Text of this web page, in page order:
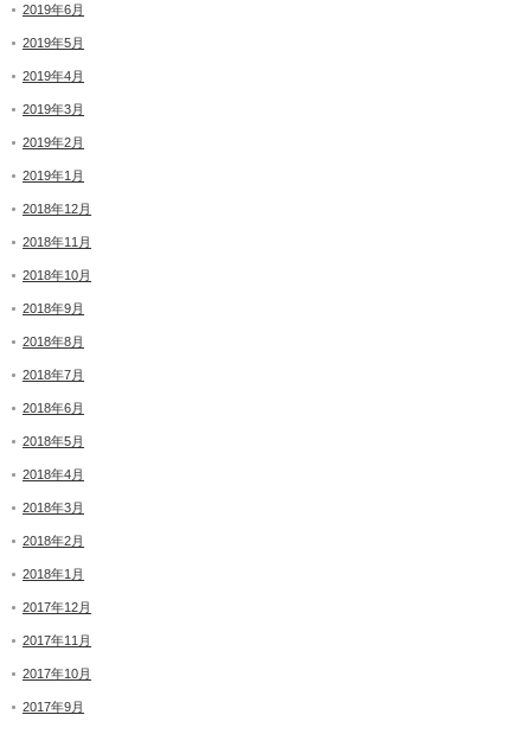
2019年6月
2019年5月
2019年4月
2019年3月
2019年2月
2019年1月
2018年12月
2018年11月
2018年10月
2018年9月
2018年8月
2018年7月
2018年6月
2018年5月
2018年4月
2018年3月
2018年2月
2018年1月
2017年12月
2017年11月
2017年10月
2017年9月